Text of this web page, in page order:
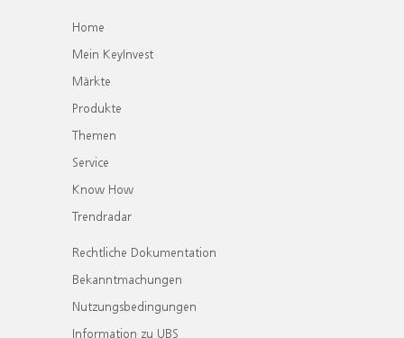
Home
Mein KeyInvest
Märkte
Produkte
Themen
Service
Know How
Trendradar
Rechtliche Dokumentation
Bekanntmachungen
Nutzungsbedingungen
Information zu UBS